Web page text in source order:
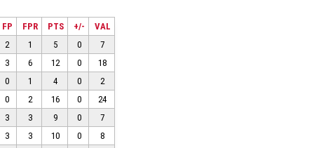
FP FPR PTS +/-
VAL
2 1 5 0
7
3 6 12 0
18
0 1 4 0
2
0 2 16 0
24
3 3 9 0
7
3 3 10 0
8